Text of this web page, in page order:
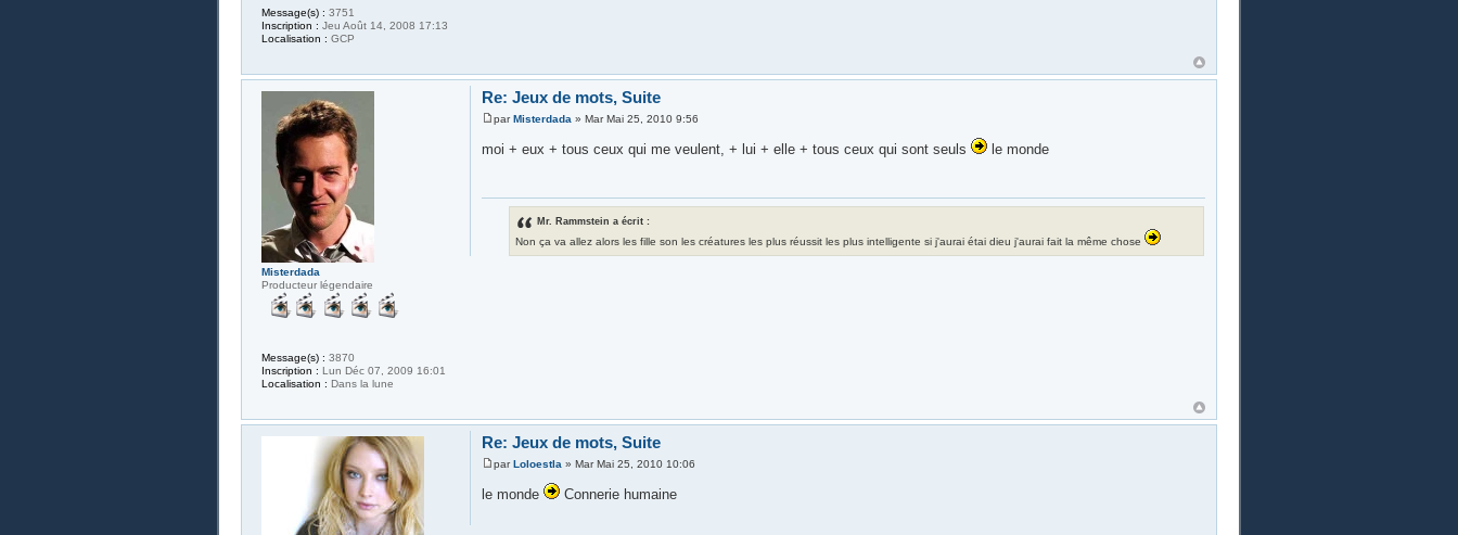
Message(s) : 3751
Inscription : Jeu Août 14, 2008 17:13
Localisation : GCP
Re: Jeux de mots, Suite
parMisterdada » Mar Mai 25, 2010 9:56
moi + eux + tous ceux qui me veulent, + lui + elle + tous ceux qui sont seuls le monde
Mr. Rammstein a écrit :
Non ça va allez alors les fille son les créatures les plus réussit les plus intelligente si j'aurai étai dieu j'aurai fait la même chose
Misterdada
Producteur légendaire
Message(s) : 3870
Inscription : Lun Déc 07, 2009 16:01
Localisation : Dans la lune
Re: Jeux de mots, Suite
parLoloestla » Mar Mai 25, 2010 10:06
le monde Connerie humaine